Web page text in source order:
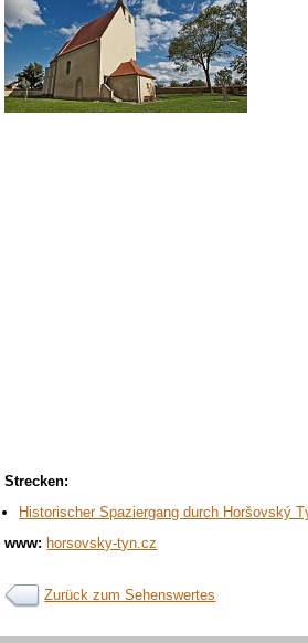
Strecken:
Historischer Spaziergang durch Horšovský
www: horsovsky-tyn.cz
Zurück zum Sehenswertes